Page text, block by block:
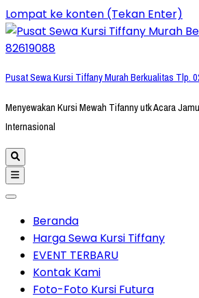
Lompat ke konten (Tekan Enter)
Pusat Sewa Kursi Tiffany Murah Berkualitas Tlp.
Menyewakan Kursi Mewah Tifanny utk Acara
Internasional
Beranda
Harga Sewa Kursi Tiffany
EVENT TERBARU
Kontak Kami
Foto-Foto Kursi Futura